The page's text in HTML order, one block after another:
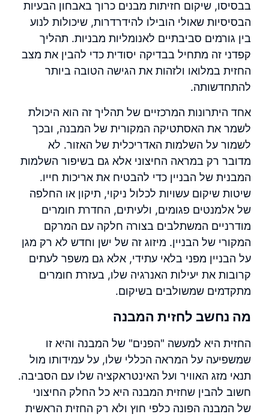
בבסיסו, שיקום חזיתות מבנים כרוך באבחון הבעיות
הבסיסיות שאולי הובילו להידרדרות, שיכולות לנוע
בין גורמים סביבתיים לאנומליות מבניות. תהליך
קפדני זה מתחיל בבדיקה יסודית כדי להבין את מצב
החזית במלואו ולזהות את הגישה הטובה ביותר
להתחדשותה.
אחד היתרונות המרכזיים של תהליך זה הוא היכולת
לשמר את האסתטיקה המקורית של המבנה, ובכך
לשמור על השלמות האדריכלית של האזור. לא
מדובר רק במראה החיצוני אלא גם בשיפור השלמות
המבנית של הבניין כדי להבטיח את אריכות חייו.
שיטות שיקום עשויות לכלול ניקוי, תיקון או החלפה
של אלמנטים פגומים, ולעיתים, החדרת חומרים
מודרניים המשתלבים בצורה חלקה עם המרקם
המקורי של הבניין. מיזוג זה של ישן וחדש לא רק מגן
על הבניין מפני בלאי עתידי, אלא גם משפר לעתים
קרובות את יעילות האנרגיה שלו, בעזרת חומרים
מתקדמים שמשולבים בשיקום.
מה נחשב לחזית המבנה
החזית היא למעשה "הפנים" של המבנה והיא זו
שמשפיעה על המראה הכללי שלו, על עמידותו מול
תנאי מזג האוויר ועל האינטראקציה שלו עם הסביבה.
חשוב להבין שחזית המבנה היא כל החלק החיצוני
של המבנה הפונה כלפי חוץ ולא רק החזית הראשית